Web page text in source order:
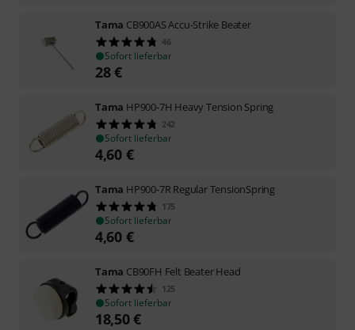
Tama CB900AS Accu-Strike Beater
46
Sofort lieferbar
28€
Tama HP900-7H Heavy Tension Spring
242
Sofort lieferbar
4,60 €
Tama HP900-7R Regular TensionSpring
175
Sofort lieferbar
4,60 €
Tama CB90FH Felt Beater Head
125
Sofort lieferbar
18,50€